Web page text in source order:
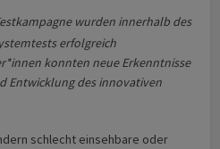
wurden innerhalb des
erfolgreich
konnten neue Erkenntnisse
Entwicklung des innovativen
schlecht einsehbare oder